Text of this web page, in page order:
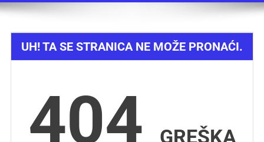
UH! TA SE STRANICA NE MOŽE PRONAĆI.
404 GREŠKA